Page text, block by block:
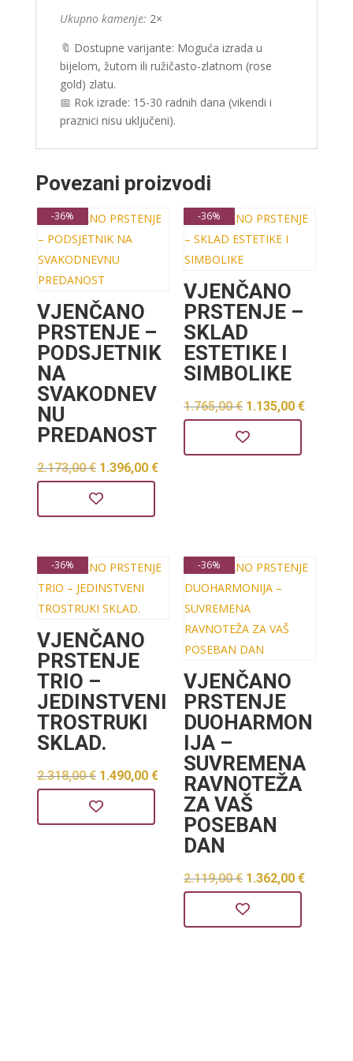
Ukupno kamenje: 2×
🔖 Dostupne varijante: Moguća izrada u
bijelom, žutom ili ružičasto-zlatnom (rose
gold) zlatu.
📅 Rok izrade: 15-30 radnih dana (vikendi i
praznici nisu uključeni).
Povezani proizvodi
-36%
VJENČANO
PRSTENJE –
PODSJETNIK
NA
SVAKODNEV
NU
PREDANOST
2.173,00€ Izvorna
cijena
bila
2.173,00 €.
1.396,00 €
-36%
VJENČANO
PRSTENJE –
SKLAD
ESTETIKE I
SIMBOLIKE
1.765,00€ Izvorna
cijena
bila
1.135,00€
-36%
VJENČANO
PRSTENJE
TRIO –
JEDINSTVENI
TROSTRUKI
SKLAD.
2.318,00€ Izvorna
cijena
bila
1.490,00 €
Trenutna
cijena
1.490,00 €.
-36%
VJENČANO
PRSTENJE
DUOHARMON
IJA –
SUVREMENA
RAVNOTEŽA
ZA VAŠ
POSEBAN
DAN
2.119,00€ Izvorna
cijena
bila
1.362,00€